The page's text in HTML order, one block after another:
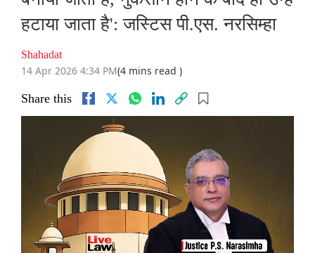
हटाया जाता है': जस्टिस पी.एस. नरसिम्हा
Shahadat
14 Apr 2026 4:34 PM(4 mins read )
Share this